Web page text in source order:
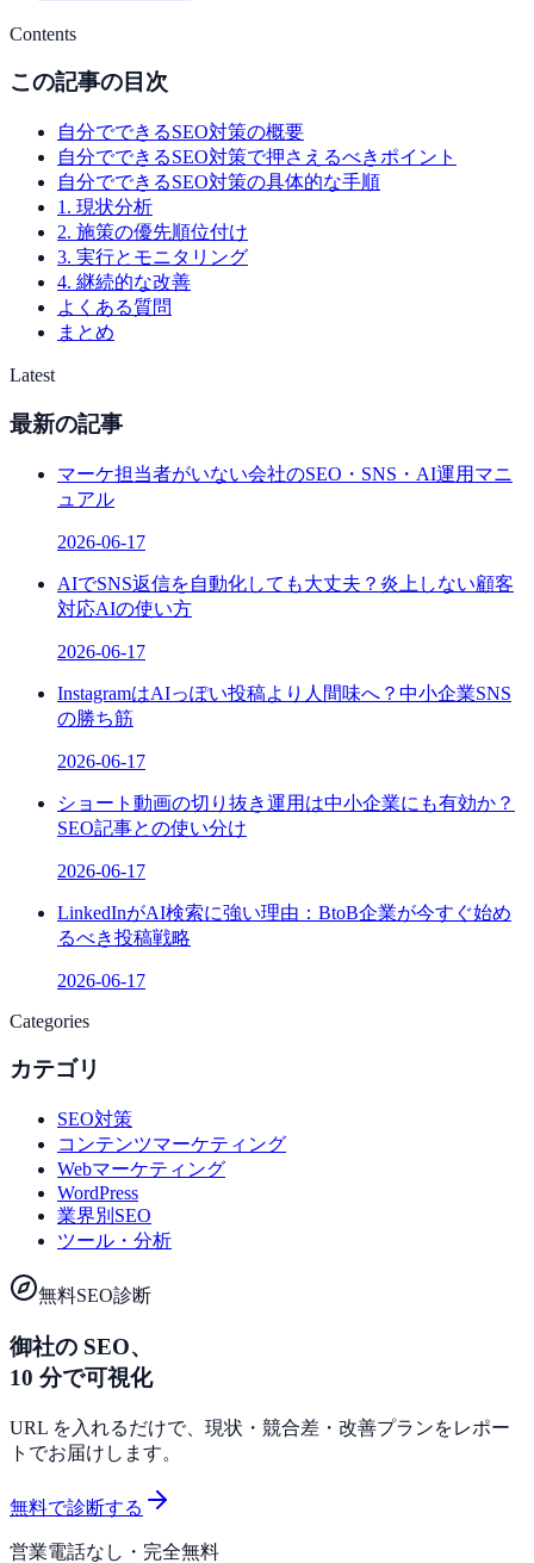
Contents
この記事の目次
自分でできるSEO対策の概要
自分でできるSEO対策で押さえるべきポイント
自分でできるSEO対策の具体的な手順
1. 現状分析
2. 施策の優先順位付け
3. 実行とモニタリング
4. 継続的な改善
よくある質問
まとめ
Latest
最新の記事
マーケ担当者がいない会社のSEO・SNS・AI運用マニ
ュアル
2026-06-17
AIでSNS返信を自動化しても大丈夫？炎上しない顧客
対応AIの使い方
2026-06-17
InstagramはAIっぽい投稿より人間味へ？中小企業SNS
の勝ち筋
2026-06-17
ショート動画の切り抜き運用は中小企業にも有効か？
SEO記事との使い分け
2026-06-17
LinkedInがAI検索に強い理由：BtoB企業が今すぐ始め
るべき投稿戦略
2026-06-17
Categories
カテゴリ
SEO対策
コンテンツマーケティング
Webマーケティング
WordPress
業界別SEO
ツール・分析
無料SEO診断
御社の SEO、
10 分で可視化
URL を入れるだけで、現状・競合差・改善プランをレポー
トでお届けします。
無料で診断する
営業電話なし・完全無料